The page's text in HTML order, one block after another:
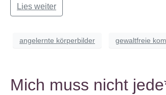
Lies weiter
angelernte körperbilder gewaltfreie
Mich muss nicht